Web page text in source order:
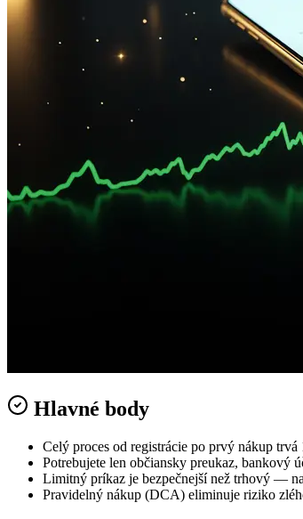
Hlavné body
Celý proces od registrácie po prvý nákup
Potrebujete len občiansky preukaz, bankový
Limitný príkaz je bezpečnejší než trhový —
Pravidelný nákup (DCA) eliminuje riziko